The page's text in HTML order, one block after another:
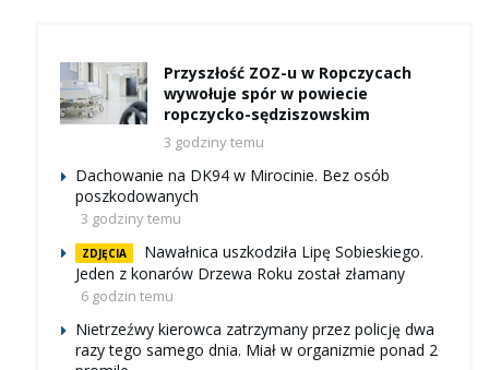
Przyszłość ZOZ-u w Ropczycach
wywołuje spór w powiecie
ropczycko-sędziszowskim
3 godziny temu
Dachowanie na DK94 w Mirocinie. Bez osób
poszkodowanych
3 godziny temu
ZDJĘCIA
Nawałnica uszkodziła Lipę Sobieskiego.
Jeden z konarów Drzewa Roku został złamany
6 godzin temu
Nietrzeźwy kierowca zatrzymany przez policję dwa
razy tego samego dnia. Miał w organizmie ponad 2